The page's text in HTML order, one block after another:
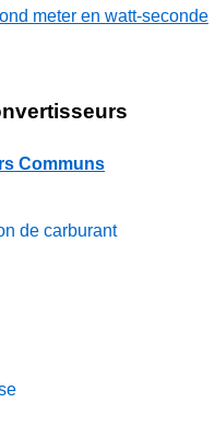
meter en watt-seconde
Communs
de carburant